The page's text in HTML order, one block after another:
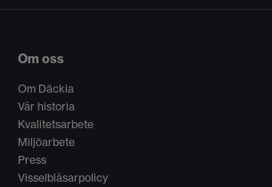
Om oss
Om Däckia
Vår historia
Kvalitetsarbete
Miljöarbete
Press
Visselblåsarpolicy